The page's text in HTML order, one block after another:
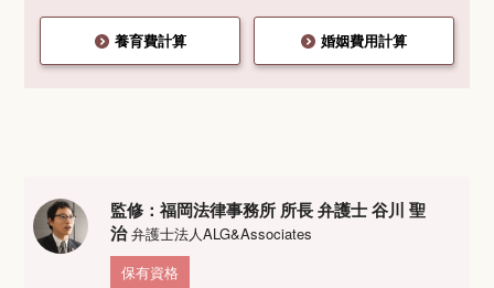
養育費計算 婚姻費用計算
監修：福岡法律事務所 所長 弁護士 谷川 聖
治弁護士法人ALG&Associates
保有資格